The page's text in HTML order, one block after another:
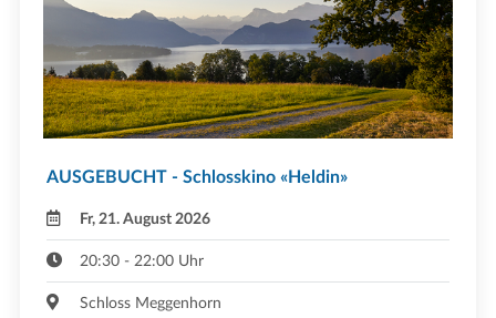
AUSGEBUCHT - Schlosskino «Heldin»
Fr, 21. August 2026
20:30 - 22:00 Uhr
Schloss Meggenhorn